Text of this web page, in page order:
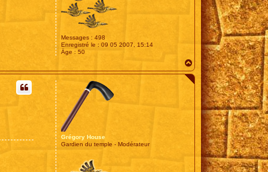
Messages : 498
Enregistré le : 09 05 2007, 15:14
Âge : 50
a
u
Grégory House
Gardien du temple - Modérateur